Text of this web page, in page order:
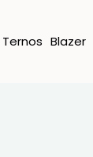
Ternos Blazer